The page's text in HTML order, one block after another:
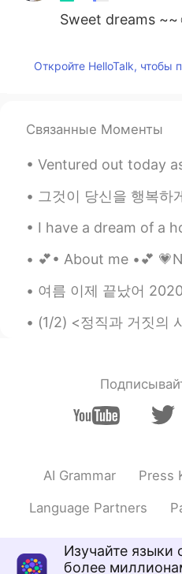
Sweet dreams
Откройте HelloTalk, чтобы
Связанные Моменты
Ventured out today as the snow melted quickly.
그것이 당신을 행복하게 해준다면 다른 사람들에게 말이되지 않아
I have a dream of a house where my flag flies 🇹🇷🇹🇷🇹🇷 내 깃발이
💕• About me •💕 💗Name: Asa (朝) 🌸Where are you
여름 이제 끝났어 2020년도 거의 끝났어 💭 2021년 뭐 하고싶어요 여러분? 여행 진짜
(1/2) <정직과 거짓의 사이> 정직함은 정말 유지하기 어려운 미덕인 거 같아요 정직이라는
AI Grammar Press
Language Partners
Изучайте языки
более